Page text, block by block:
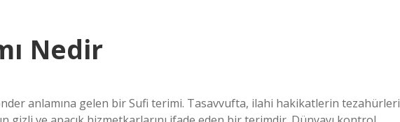
Nedir
anlamına gelen bir Sufi terimi. Tasavvufta, ilahi hakikatlerin tezahürleri